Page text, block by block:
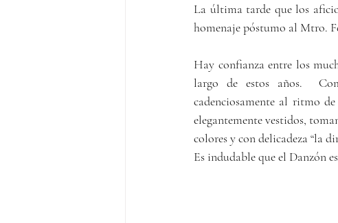
La última tarde que los
homenaje póstumo al Mtro.
Hay confianza entre los
largo de estos años.
cadenciosamente al ritmo
elegantemente vestidos,
colores y con delicadeza “la
Es indudable que el Danzón